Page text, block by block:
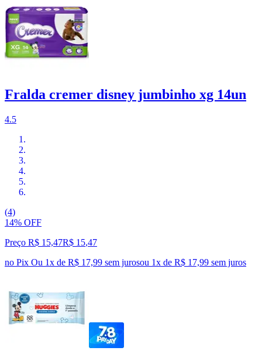
Fralda cremer disney jumbinho xg 14un
4.5
(4)
14% OFF
Preço R$ 15,47R$ 15,47
no Pix Ou 1x de R$ 17,99 sem jurosou 1x de R$ 17,99 sem juros